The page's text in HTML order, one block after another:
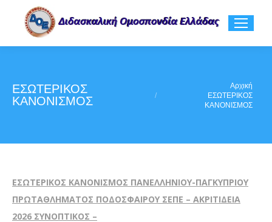
ΕΣΩΤΕΡΙΚΟΣ
ΚΑΝΟΝΙΣΜΟΣ
Αρχική
ΕΣΩΤΕΡΙΚΟΣ
ΚΑΝΟΝΙΣΜΟΣ
ΕΣΩΤΕΡΙΚΟΣ ΚΑΝΟΝΙΣΜΟΣ ΠΑΝΕΛΛΗΝΙΟΥ-ΠΑΓΚΥΠΡΙΟΥ
ΠΡΩΤΑΘΛΗΜΑΤΟΣ ΠΟΔΟΣΦΑΙΡΟΥ ΣΕΠΕ – ΑΚΡΙΤΙΔΕΙΑ
2026 ΣΥΝΟΠΤΙΚΟΣ –